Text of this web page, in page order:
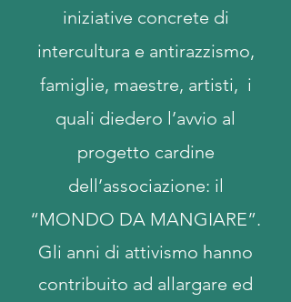
iniziative concrete di
intercultura e antirazzismo,
famiglie, maestre, artisti, i
quali diedero l’avvio al
progetto cardine
dell’associazione: il
“MONDO DA MANGIARE”.
Gli anni di attivismo hanno
contribuito ad allargare ed